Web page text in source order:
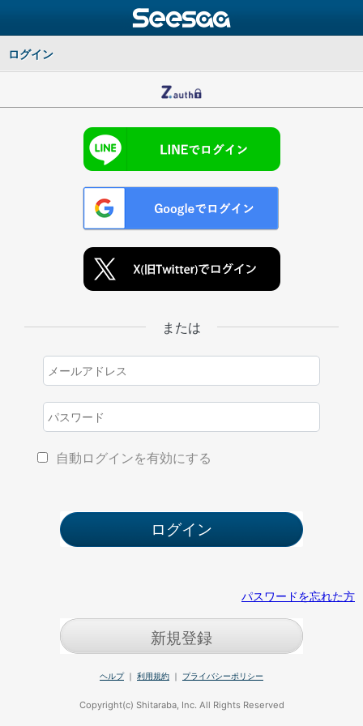
ログイン
または
自動ログインを有効にする
パスワードを忘れた方
新規登録
ヘルプ｜ 利用規約 ｜ プライバシーポリシー
Copyright(c) Shitaraba, Inc. All Rights Reserved